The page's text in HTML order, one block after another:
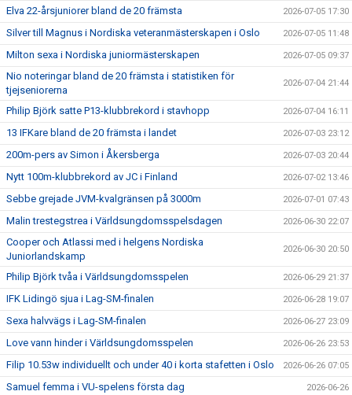
Elva 22-årsjuniorer bland de 20 främsta 2026-07-05 17:30
Silver till Magnus i Nordiska veteranmästerskapen i Oslo 2026-07-05 11:48
Milton sexa i Nordiska juniormästerskapen 2026-07-05 09:37
Nio noteringar bland de 20 främsta i statistiken för
tjejseniorerna
2026-07-04 21:44
Philip Björk satte P13-klubbrekord i stavhopp 2026-07-04 16:11
13 IFKare bland de 20 främsta i landet 2026-07-03 23:12
200m-pers av Simon i Åkersberga 2026-07-03 20:44
Nytt 100m-klubbrekord av JC i Finland 2026-07-02 13:46
Sebbe grejade JVM-kvalgränsen på 3000m 2026-07-01 07:43
Malin trestegstrea i Världsungdomsspelsdagen 2026-06-30 22:07
Cooper och Atlassi med i helgens Nordiska
Juniorlandskamp
2026-06-30 20:50
Philip Björk tvåa i Världsungdomsspelen 2026-06-29 21:37
IFK Lidingö sjua i Lag-SM-finalen 2026-06-28 19:07
Sexa halvvägs i Lag-SM-finalen 2026-06-27 23:09
Love vann hinder i Världsungdomsspelen 2026-06-26 23:53
Filip 10.53w individuellt och under 40 i korta stafetten i Oslo 2026-06-26 07:05
Samuel femma i VU-spelens första dag 2026-06-26